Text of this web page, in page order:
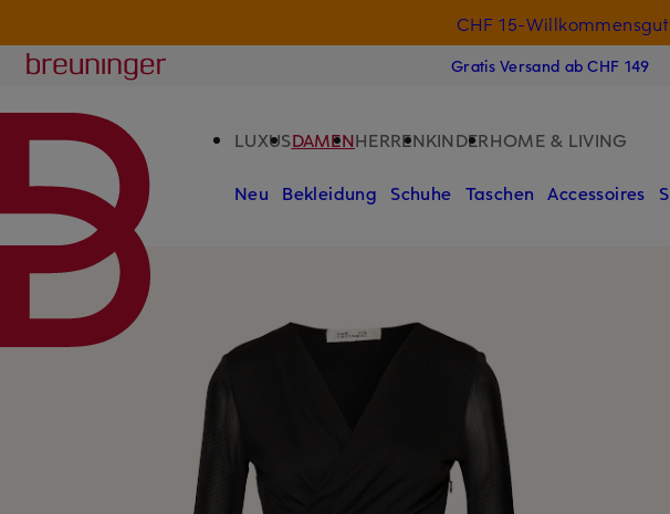
CHF 15-
Breuninger
Gratis Versand ab CHF 149
LUXUSDAMENHERRENKINDERHOME & LIVING
Neu Bekleidung Schuhe Taschen Accessoires